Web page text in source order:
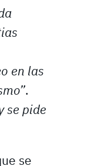
en las
.
se pide
se